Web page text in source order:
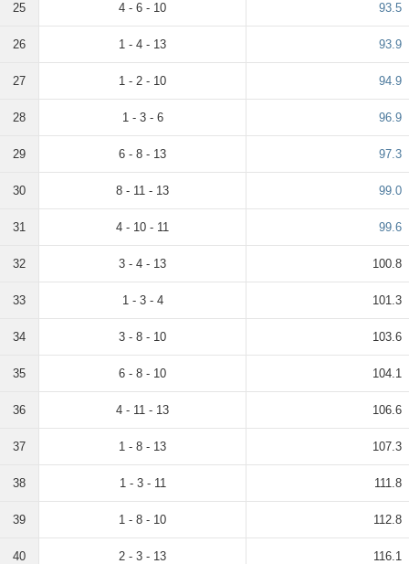
25 4 - 6 - 10 93.5
26 1 - 4 - 13 93.9
27 1 - 2 - 10 94.9
28 1 - 3 - 6 96.9
29 6 - 8 - 13 97.3
30 8 - 11 - 13 99.0
31 4 - 10 - 11 99.6
32 3 - 4 - 13 100.8
33 1 - 3 - 4 101.3
34 3 - 8 - 10 103.6
35 6 - 8 - 10 104.1
36 4 - 11 - 13 106.6
37 1 - 8 - 13 107.3
38 1 - 3 - 11 111.8
39 1 - 8 - 10 112.8
40 2 - 3 - 13 116.1